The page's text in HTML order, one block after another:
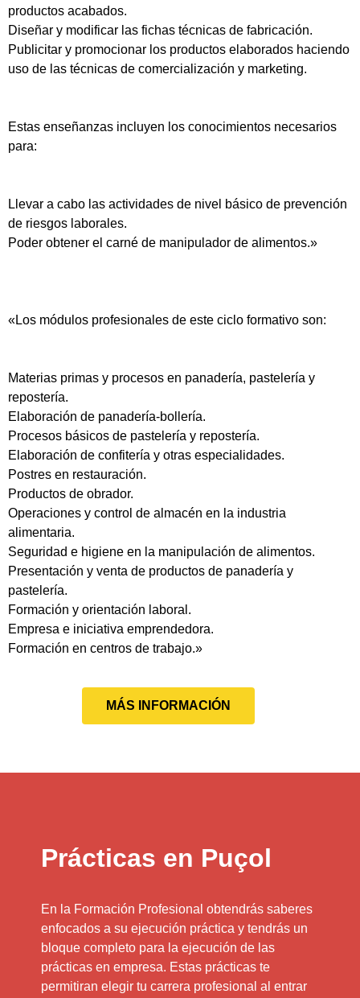
productos acabados.
Diseñar y modificar las fichas técnicas de fabricación.
Publicitar y promocionar los productos elaborados haciendo
uso de las técnicas de comercialización y marketing.
Estas enseñanzas incluyen los conocimientos necesarios
para:
Llevar a cabo las actividades de nivel básico de prevención
de riesgos laborales.
Poder obtener el carné de manipulador de alimentos.»
«Los módulos profesionales de este ciclo formativo son:
Materias primas y procesos en panadería, pastelería y
repostería.
Elaboración de panadería-bollería.
Procesos básicos de pastelería y repostería.
Elaboración de confitería y otras especialidades.
Postres en restauración.
Productos de obrador.
Operaciones y control de almacén en la industria
alimentaria.
Seguridad e higiene en la manipulación de alimentos.
Presentación y venta de productos de panadería y
pastelería.
Formación y orientación laboral.
Empresa e iniciativa emprendedora.
Formación en centros de trabajo.»
MÁS INFORMACIÓN
Prácticas en Puçol
En la Formación Profesional obtendrás saberes
enfocados a su ejecución práctica y tendrás un
bloque completo para la ejecución de las
prácticas en empresa. Estas prácticas te
permitiran elegir tu carrera profesional al entrar